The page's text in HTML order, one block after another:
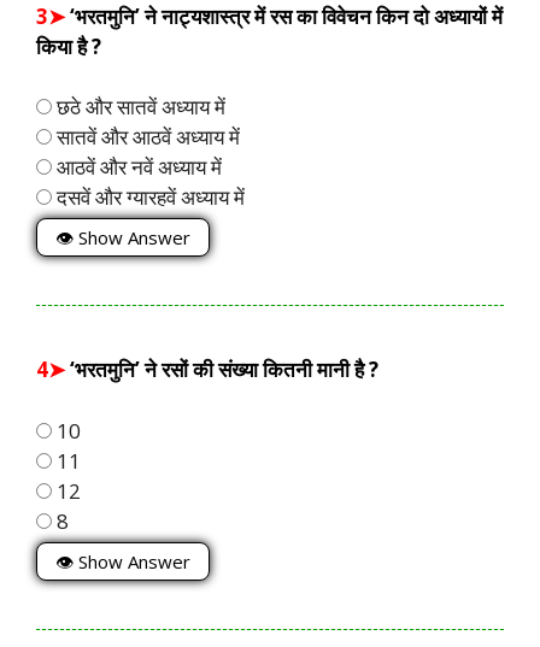
3➤‘भरतमुनि’ ने नाट्यशास्त्र में रस का विवेचन किन दो अध्यायों में
किया है ?
छठे और सातवें अध्याय में
सातवें और आठवें अध्याय में
आठवें और नवें अध्याय में
दसवें और ग्यारहवें अध्याय में
👁 Show Answer
4➤‘भरतमुनि’ ने रसों की संख्या कितनी मानी है ?
10
11
12
8
👁 Show Answer